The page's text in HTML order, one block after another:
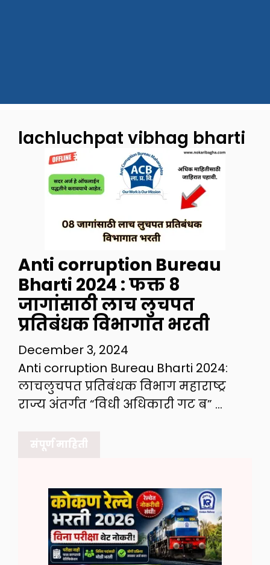
lachluchpat vibhag bharti
Anti corruption Bureau
Bharti 2024 : फक्त 8
जागांसाठी लाच लुचपत
प्रतिबंधक विभागात भरती
December 3, 2024
Anti corruption Bureau Bharti 2024:
लाचलुचपत प्रतिबंधक विभाग महाराष्ट्र
राज्य अंतर्गत “विधी अधिकारी गट ब” …
संपूर्ण माहिती